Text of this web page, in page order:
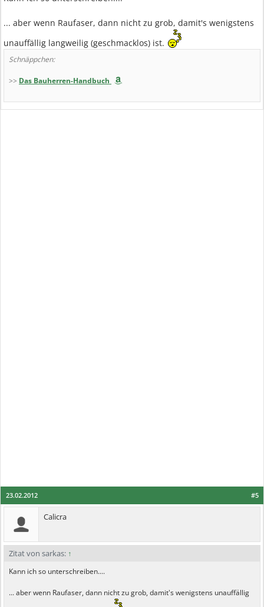
... aber wenn Raufaser, dann nicht zu grob, damit's wenigstens
unauffällig langweilig (geschmacklos) ist.
Schnäppchen:
>> Das Bauherren-Handbuch
#5
23.02.2012
Calicra
Zitat von sarkas: ↑
Kann ich so unterschreiben....
... aber wenn Raufaser, dann nicht zu grob, damit's wenigstens unauffällig